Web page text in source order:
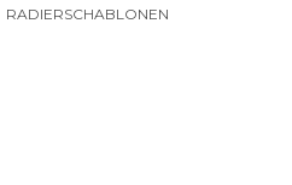
RADIERSCHABLONEN